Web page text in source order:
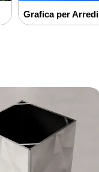
Grafica per Arredi